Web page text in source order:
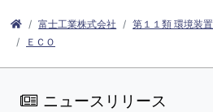
富士工業株式会社 第１１類 環境装
ＥＣＯ
ニュースリリース